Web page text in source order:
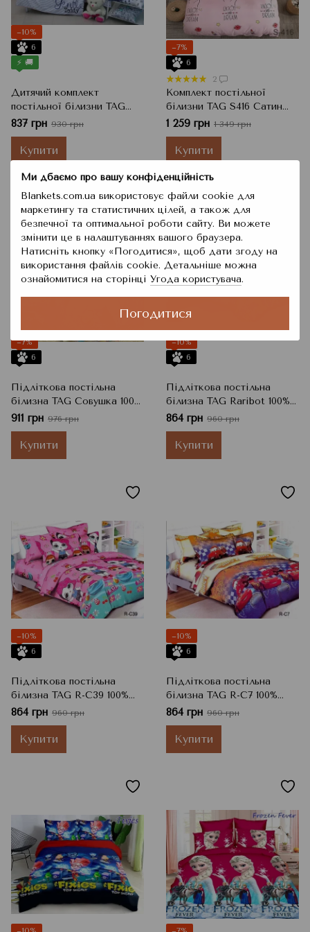
Ми дбаємо про вашу конфіденційність
Blankets.com.ua використовує файли cookie для
маркетингу та статистичних цілей, а також для
безпечної та оптимальної роботи сайту. Ви можете
змінити це в налаштуваннях вашого браузера.
Натисніть кнопку «Погодитися», щоб дати згоду на
використання файлів cookie. Детальніше можна
ознайомитися на сторінці Угода користувача.
Погодитися
−10%
6
⚡ 🚚
Дитячий комплект
постільної білизни TAG
Teddy, Білий, В ліжечко,
100x140 см, 115x145 см, 40x60
см
837 грн 930 грн
Купити
−7%
6
2
Комплект постільної
білизни TAG S416 Сатин
Enjoy and Dream,
Полуторний, 150x215 см
1 259 грн 1 349 грн
Купити
−7%
6
Підліткова постільна
білизна TAG Совушка 100%
бавовна, 150x215 см, 50x70
см + 70x70 см
911 грн 976 грн
Купити
−10%
6
Підліткова постільна
білизна TAG Raribot 100%
бавовна, 150x215 см, 50x70
см + 70x70 см
864 грн 960 грн
Купити
−10%
6
Підліткова постільна
білизна TAG R-C39 100%
бавовна, 150x215 см, 50x70
см + 70x70 см
864 грн 960 грн
Купити
−10%
6
Підліткова постільна
білизна TAG R-C7 100%
бавовна, 150x215 см, 50x70
см + 70x70 см
864 грн 960 грн
Купити